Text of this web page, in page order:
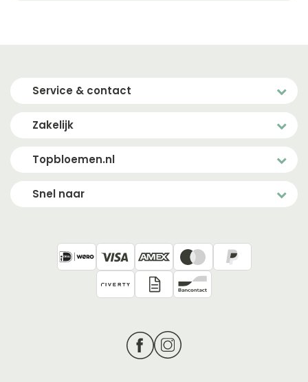
Service & contact
Zakelijk
Topbloemen.nl
Snel naar